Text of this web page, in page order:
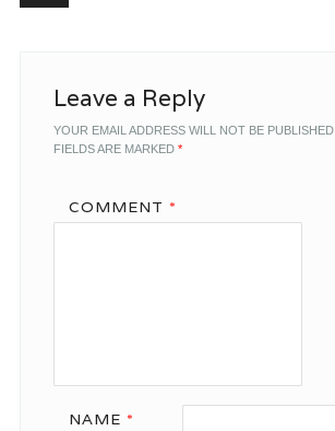
Leave a Reply
YOUR EMAIL ADDRESS WILL NOT BE PUBLISHED.
FIELDS ARE MARKED *
COMMENT *
NAME *